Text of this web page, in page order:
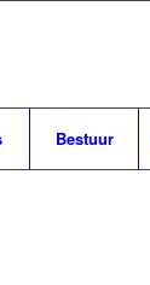
Bestuur